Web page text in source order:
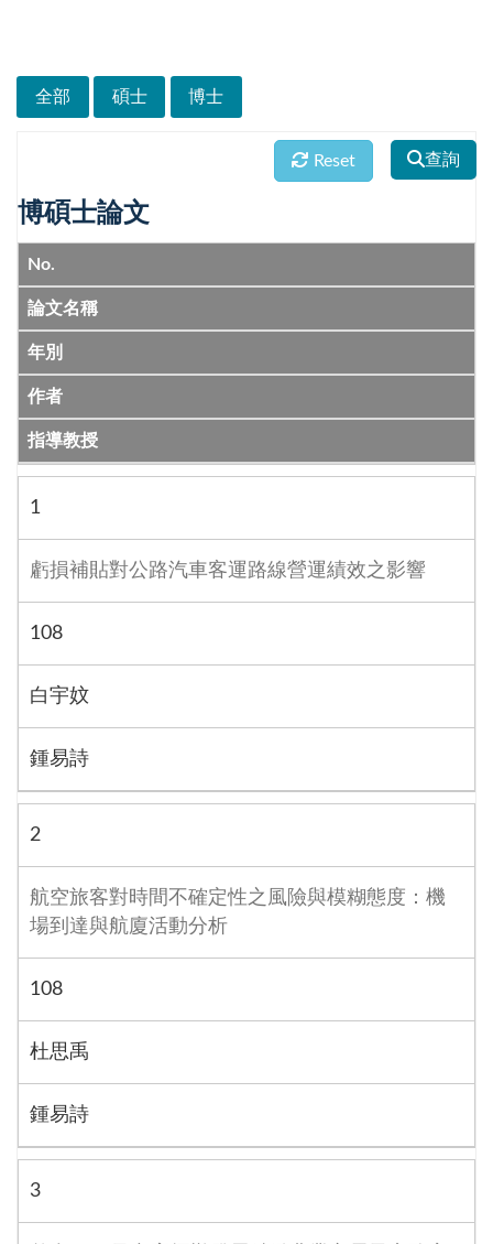
全部 碩士 博士
查詢
Reset
博碩士論文
No.
論文名稱
年別
作者
指導教授
1
虧損補貼對公路汽車客運路線營運績效之影響
108
白宇妏
鍾易詩
2
航空旅客對時間不確定性之風險與模糊態度：機
場到達與航廈活動分析
108
杜思禹
鍾易詩
3